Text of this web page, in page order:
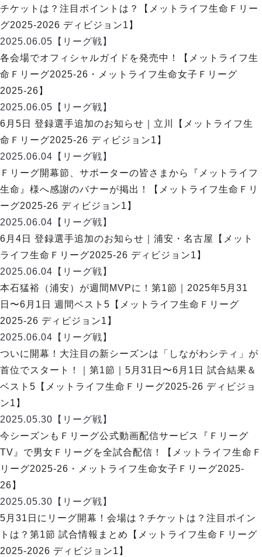
試合日程
順位表
戦績表
警告・退場・出場停止選手
個人ランキング｜ゴール
個人ランキング｜シュート
個人ランキング｜シュート成功率
個人ランキング｜第2PK
メットライフ生命Ｆリーグカップ 2026
試合日程・結果
大会概要
アリーナ情報
チケット情報
過去の記録
名古屋オーシャンズ
シュライカー大阪
ボルクバレット北九州
バサジィ大分
メットライフ生命Ｆ２リーグ
ヴォスクオーレ仙台
マルバ水戸FC
リガーレヴィア葛飾
Y．S．C．C．横浜
ヴィンセドール白山
アグレミーナ浜松
デウソン神戸
ポルセイド浜田
ミラクルスマイル新居浜
日本フットサルリーグについて
大会概要
リーグ要項
クラブライセンス関連
アリーナ観戦マナー&ルール
過去の試合記録
ディビジョン1 試合記録
ディビジョン2 試合記録
Ｆリーグカップ 試合記録
リーグ統計データ
記念ゴール
ハットトリック
担当審判員
選手の通算記録（Ｆ１）
エスポラーダ北海道
バルドラール浦安
フウガドールすみだ
しながわシティ
立川アスレティックFC
ペスカドーラ町田
湘南ベルマーレ
ボアルース長野
名古屋オーシャンズ
シュライカー大阪
バサジィ大分
選手の通算記録（Ｆ２）
マルバ水戸FC
リガーレヴィア葛飾
Y．S．C．C．横浜
ヴィンセドール白山
プロジェクト PROJECT
ABeam AWARD
DIVISION 01
DIVISION02
FOLLOW US!
チケットは？注目ポイントは？【メットライフ生命Ｆリー
グ2025-2026 ディビジョン1】
2025.06.05 【リーグ戦】
各会場でオフィシャルガイドを発売中！【メットライフ生
命Ｆリーグ2025-26・メットライフ生命女子Ｆリーグ
2025-26】
2025.06.05 【リーグ戦】
6月5日 登録選手追加のお知らせ｜立川【メットライフ生
命Ｆリーグ2025-26 ディビジョン1】
2025.06.04 【リーグ戦】
Ｆリーグ開幕節、サポーターの皆さまから『メットライフ
生命』様へ感謝のバナーが掲出！【メットライフ生命Ｆリ
ーグ2025-26 ディビジョン1】
2025.06.04 【リーグ戦】
6月4日 登録選手追加のお知らせ｜浦安・名古屋【メット
ライフ生命Ｆリーグ2025-26 ディビジョン1】
2025.06.04 【リーグ戦】
本石猛裕（浦安）が週間MVPに！第1節｜2025年5月31
日〜6月1日 週間ベスト5【メットライフ生命Ｆリーグ
2025-26 ディビジョン1】
2025.06.04 【リーグ戦】
ついに開幕！大注目の新シーズンは「しながわシティ」が
首位でスタート！｜第1節｜5月31日〜6月1日 試合結果＆
ベスト5【メットライフ生命Ｆリーグ2025-26 ディビジョ
ン1】
2025.05.30 【リーグ戦】
今シーズンもＦリーグ公式動画配信サービス『Ｆリーグ
TV』で男女Ｆリーグを全試合配信！【メットライフ生命Ｆ
リーグ2025-26・メットライフ生命女子Ｆリーグ2025-
26】
2025.05.30 【リーグ戦】
5月31日にリーグ開幕！会場は？チケットは？注目ポイン
トは？第1節 試合情報まとめ【メットライフ生命Ｆリーグ
2025-2026 ディビジョン1】